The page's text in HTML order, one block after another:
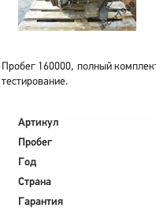
Пробег 160000, полный
тестирование.
Артикул
Пробег
Год
Страна
Гарантия